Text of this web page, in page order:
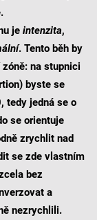
je intenzita,
. Tento běh by
na stupnici
byste se
tedy jedná se o
se orientuje
zrychlit nad
se zde vlastním
bez
a
nezrychlili.